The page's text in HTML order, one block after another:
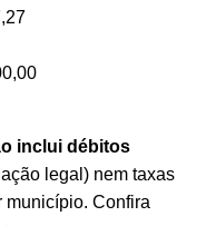
inclui débitos
legal) nem taxas
município. Confira